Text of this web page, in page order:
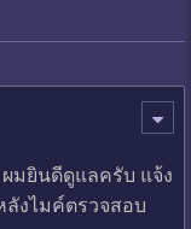
มยินดีดูแลครับ แจ้ง
งไมค์ตรวจสอบ